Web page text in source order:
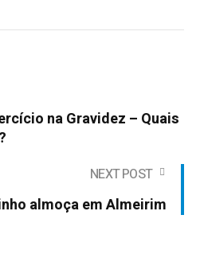
na Gravidez – Quais
NEXT POST
almoça em Almeirim